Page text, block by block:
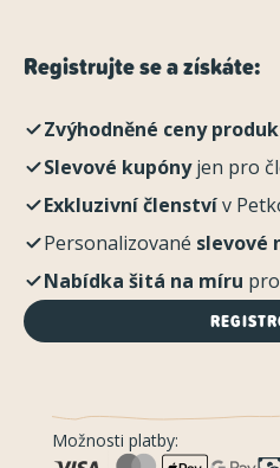
Registrujte se a získáte:
Zvýhodněné ceny
Slevové kupónyjen pro
Exkluzivní členstvív
Personalizované slevové
Nabídka šitá na míru
Možnosti platby: